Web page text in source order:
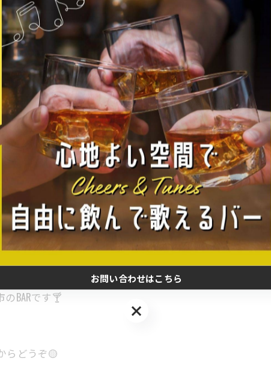
（佐賀駅近く）**へ🍻
明るくカジュアルな空間✨
し。
生さん・女性に嬉しい安い料金も魅力です💡
BARです🍸
らどうぞ🟡
お問い合わせはこちら
お問い合わせはこちら